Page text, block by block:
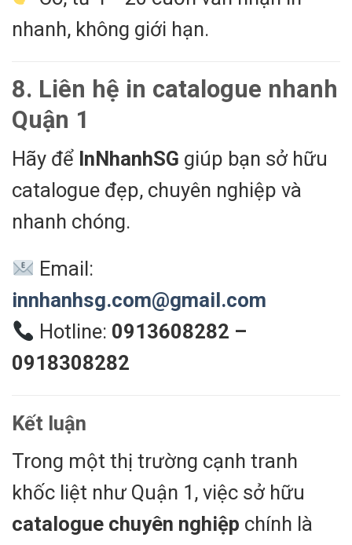
nhanh, không giới hạn.
8. Liên hệ in catalogue nhanh
Quận 1
Hãy để InNhanhSG giúp bạn sở hữu
catalogue đẹp, chuyên nghiệp và
nhanh chóng.
Email:
innhanhsg.com@gmail.com
Hotline: 0913608282 –
0918308282
Kết luận
Trong một thị trường cạnh tranh
khốc liệt như Quận 1, việc sở hữu
catalogue chuyên nghiệp chính là